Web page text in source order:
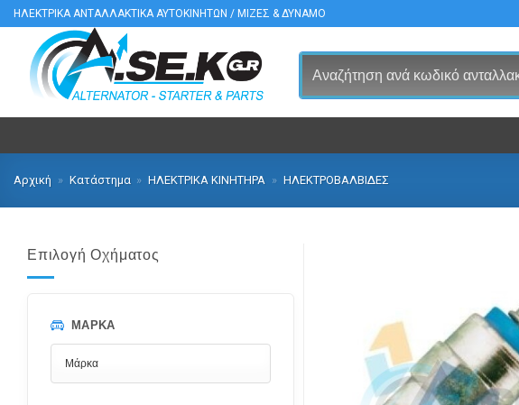
Μετάβαση
στο
περιεχόμενο
ΗΛΕΚΤΡΙΚΑ ΑΝΤΑΛΛΑΚΤΙΚΑ ΑΥΤΟΚΙΝΗΤΩΝ / ΜΙΖΕΣ & ΔΥΝΑΜΟ
Αρχική » Κατάστημα » ΗΛΕΚΤΡΙΚΑ ΚΙΝΗΤΗΡΑ » ΗΛΕΚΤΡΟΒΑΛΒΙΔΕΣ
Επιλογή Οχήματος
ΜΆΡΚΑ